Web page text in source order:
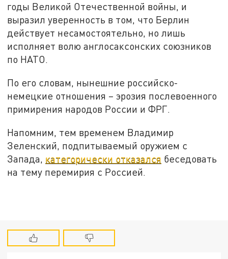
годы Великой Отечественной войны, и
выразил уверенность в том, что Берлин
действует несамостоятельно, но лишь
исполняет волю англосаксонских союзников
по НАТО.
По его словам, нынешние российско-
немецкие отношения – эрозия послевоенного
примирения народов России и ФРГ.
Напомним, тем временем Владимир
Зеленский, подпитываемый оружием с
Запада, категорически отказался беседовать
на тему перемирия с Россией.